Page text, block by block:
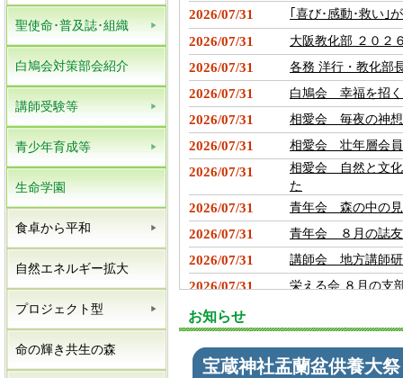
2026/07/31 ｢喜び･感動･救い｣
2026/07/31 大阪教化部 ２０２
2026/07/31 各務 洋行・教化部
2026/07/31 白鳩会 幸福を招く
2026/07/31 相愛会 毎夜の神想
2026/07/31 相愛会 壮年層会員
2026/07/31
相愛会 自然と文
た
2026/07/31 青年会 森の中の見
2026/07/31 青年会 ８月の誌友
2026/07/31 講師会 地方講師研
2026/07/31 栄える会 ８月の支
2026/07/31
2026/07/31 ８月度 生命学園開
お知らせ
宝蔵神社盂蘭盆供養大
聖使命･普及誌･組織
白鳩会対策部会紹介
講師受験等
青少年育成等
生命学園
食卓から平和
自然エネルギー拡大
プロジェクト型
命の輝き共生の森